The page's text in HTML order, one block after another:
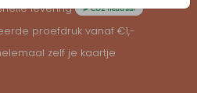
levering
proefdruk vanaf €1,-
zelf je kaartje